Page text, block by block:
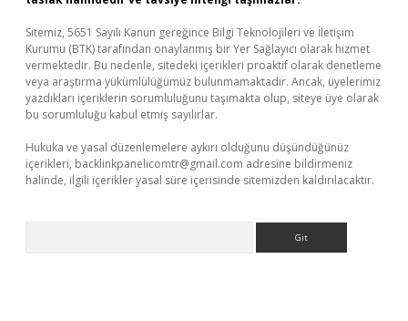
Sitemiz, 5651 Sayılı Kanun gereğince Bilgi Teknolojileri ve İletişim
Kurumu (BTK) tarafından onaylanmış bir Yer Sağlayıcı olarak hizmet
vermektedir. Bu nedenle, sitedeki içerikleri proaktif olarak denetleme
veya araştırma yükümlülüğümüz bulunmamaktadır. Ancak, üyelerimiz
yazdıkları içeriklerin sorumluluğunu taşımakta olup, siteye üye olarak
bu sorumluluğu kabul etmiş sayılırlar.
Hukuka ve yasal düzenlemelere aykırı olduğunu düşündüğünüz
içerikleri, backlinkpanelicomtr@gmail.com adresine bildirmeniz
halinde, ilgili içerikler yasal süre içerisinde sitemizden kaldırılacaktır.